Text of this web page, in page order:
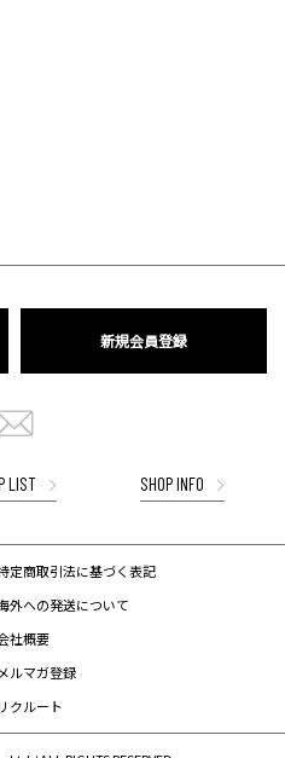
新規会員登録
LIST SHOP INFO
定商取引法に基づく表記
外への発送について
社概要
ルマガ登録
リクルート